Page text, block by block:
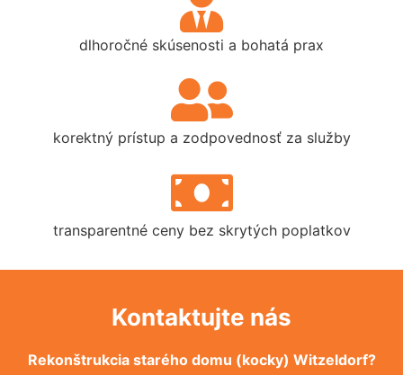
dlhoročné skúsenosti a bohatá prax
korektný prístup a zodpovednosť za služby
transparentné ceny bez skrytých poplatkov
Kontaktujte nás
Rekonštrukcia starého domu (kocky) Witzeldorf?